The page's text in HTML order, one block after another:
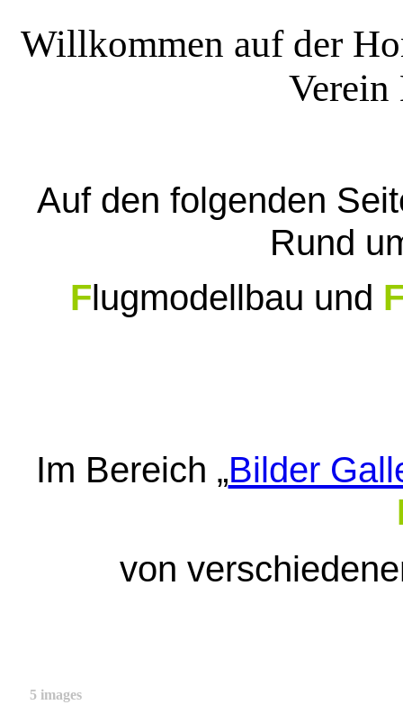
Willkommen auf der
Verein
Auf den folgenden
Rund
Flugmodellbau und
Im Bereich „Bilder
von
5 images